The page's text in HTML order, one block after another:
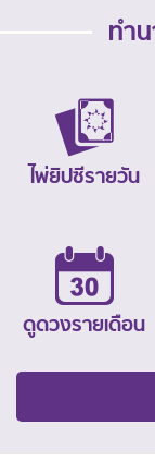
ทำ
ไพ่ยิปซีรายวัน
ดูดวงรายเดือน